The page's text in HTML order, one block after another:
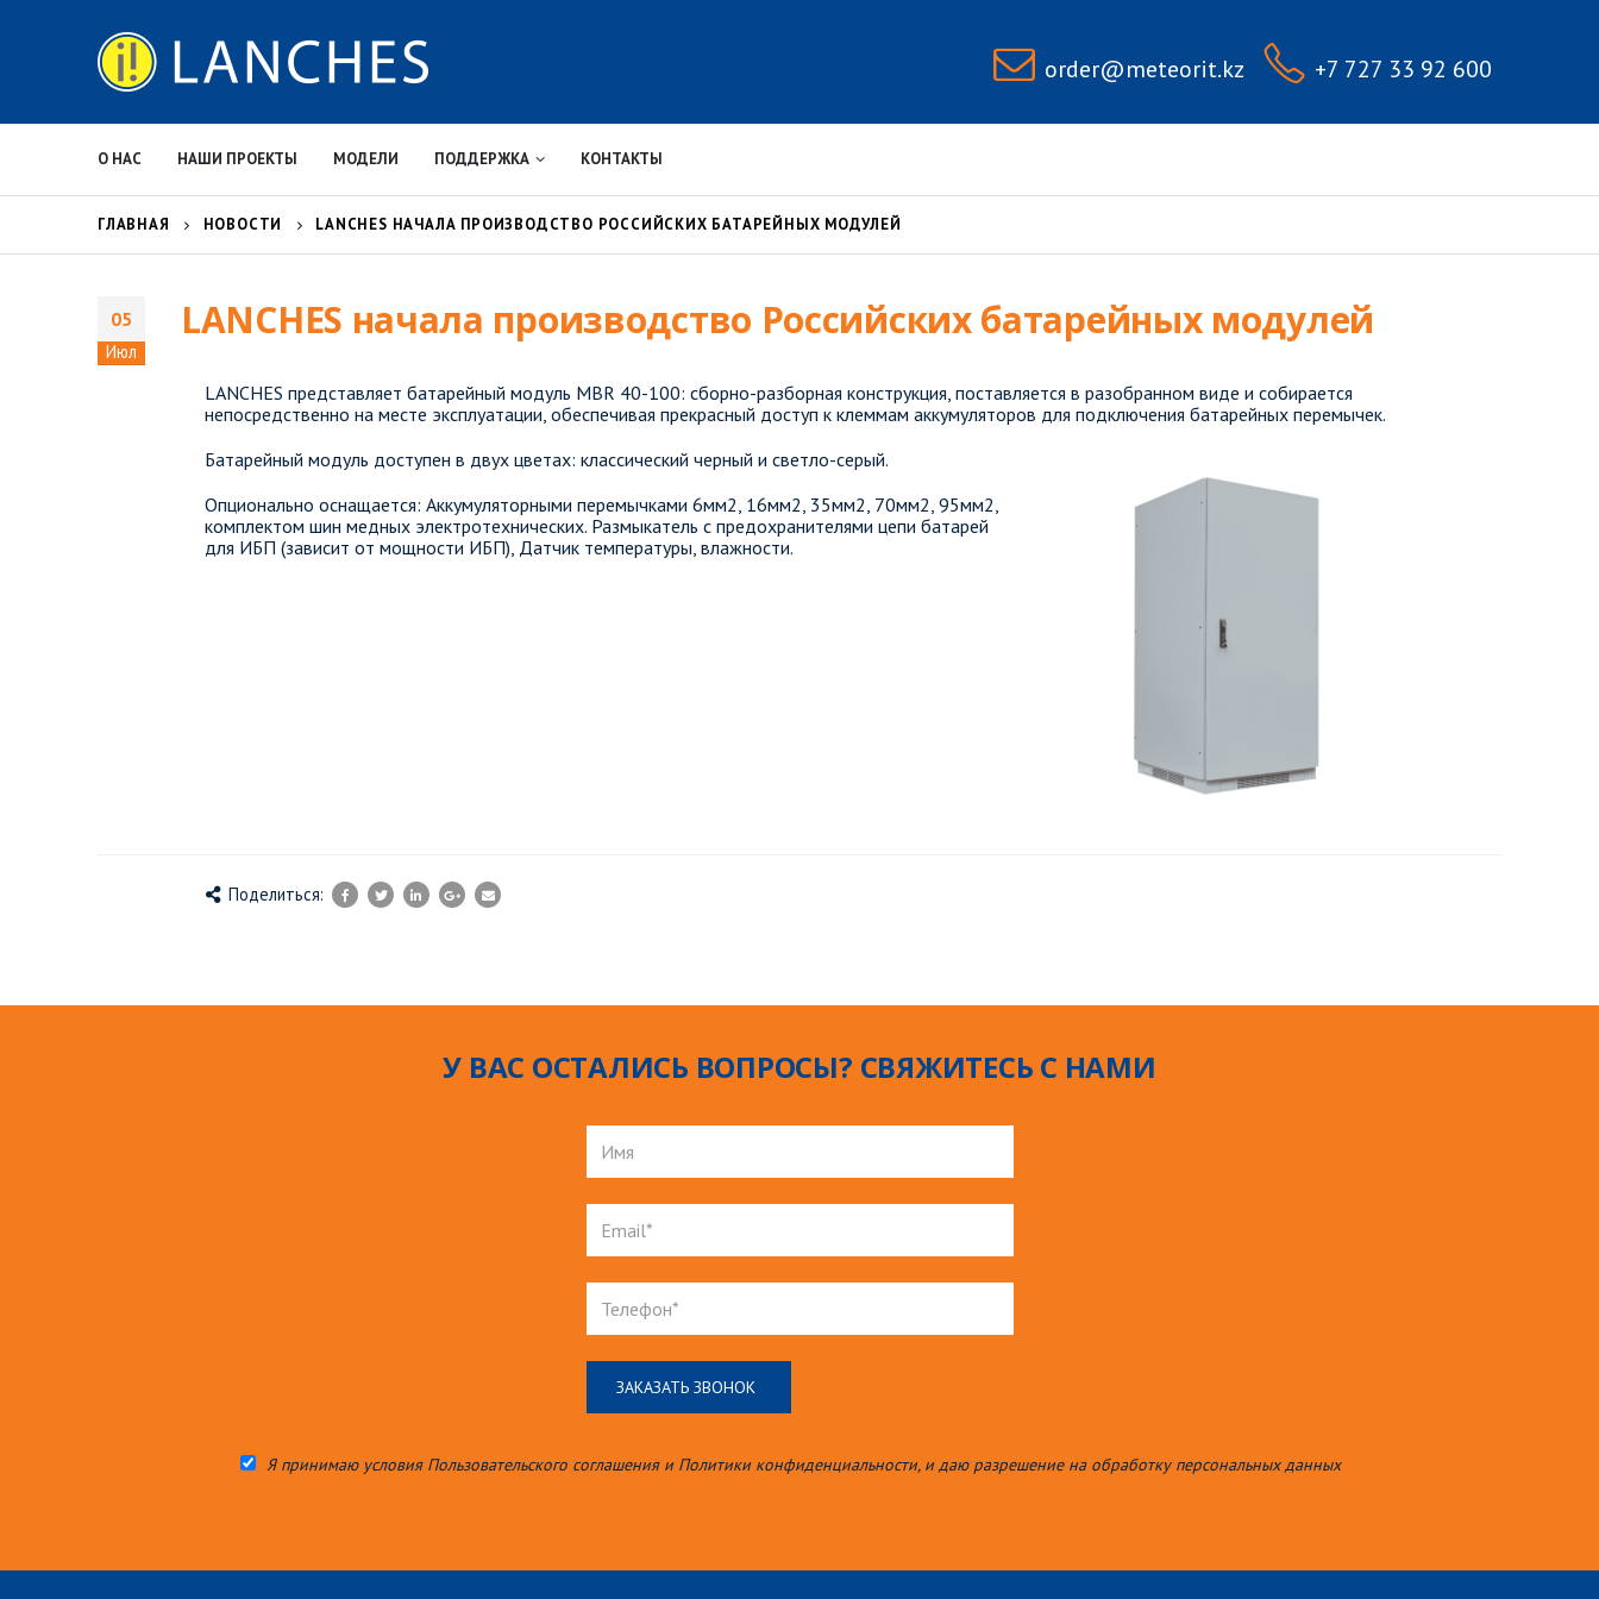
order@meteorit.kz +7 727 33 92 600
О НАС НАШИ ПРОЕКТЫ МОДЕЛИ ПОДДЕРЖКА КОНТАКТЫ
ГЛАВНАЯ НОВОСТИ LANCHES НАЧАЛА ПРОИЗВОДСТВО РОССИЙСКИХ БАТАРЕЙНЫХ МОДУЛЕЙ
05
Июл
LANCHES начала производство Российских батарейных модулей
LANCHES представляет батарейный модуль MBR 40-100: сборно-разборная конструкция, поставляется в разобранном виде и собирается
непосредственно на месте эксплуатации, обеспечивая прекрасный доступ к клеммам аккумуляторов для подключения батарейных перемычек.
Батарейный модуль доступен в двух цветах: классический черный и светло-серый.
Опционально оснащается: Аккумуляторными перемычками 6мм2, 16мм2, 35мм2, 70мм2, 95мм2,
комплектом шин медных электротехнических. Размыкатель с предохранителями цепи батарей
для ИБП (зависит от мощности ИБП), Датчик температуры, влажности.
Поделиться:
У ВАС ОСТАЛИСЬ ВОПРОСЫ? СВЯЖИТЕСЬ С НАМИ
Я принимаю условия Пользовательского соглашения и Политики конфиденциальности, и даю разрешение на обработку персональных данных